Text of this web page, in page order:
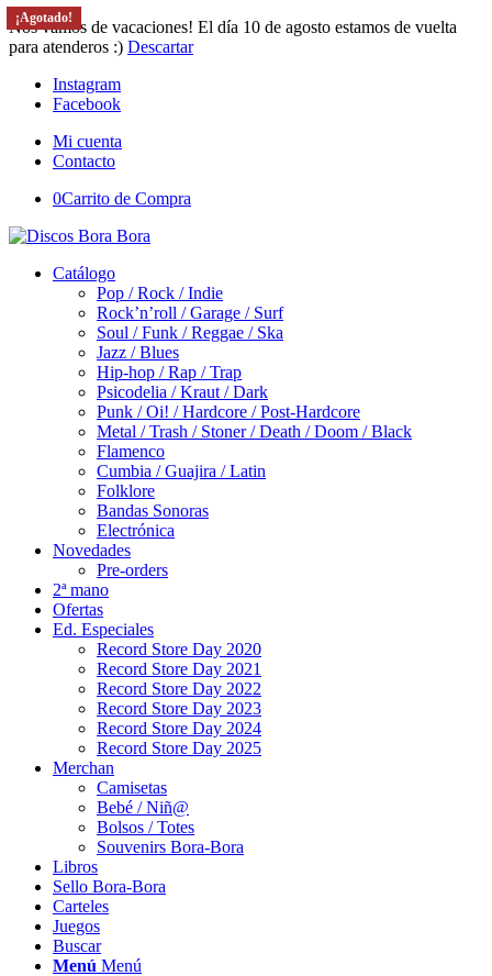
Nos vamos de vacaciones! El día 10 de agosto estamos de vuelta
para atenderos :) Descartar
Instagram
Facebook
Mi cuenta
Contacto
0Carrito de Compra
Catálogo
Pop / Rock / Indie
Rock’n’roll / Garage / Surf
Soul / Funk / Reggae / Ska
Jazz / Blues
Hip-hop / Rap / Trap
Psicodelia / Kraut / Dark
Punk / Oi! / Hardcore / Post-Hardcore
Metal / Trash / Stoner / Death / Doom / Black
Flamenco
Cumbia / Guajira / Latin
Folklore
Bandas Sonoras
Electrónica
Novedades
Pre-orders
2ª mano
Ofertas
Ed. Especiales
Record Store Day 2020
Record Store Day 2021
Record Store Day 2022
Record Store Day 2023
Record Store Day 2024
Record Store Day 2025
Merchan
Camisetas
Bebé / Niñ@
Bolsos / Totes
Souvenirs Bora-Bora
Libros
Sello Bora-Bora
Carteles
Juegos
Buscar
Menú Menú
¡Agotado!
¡Agotado!
¡Agotado!
¡Agotado!